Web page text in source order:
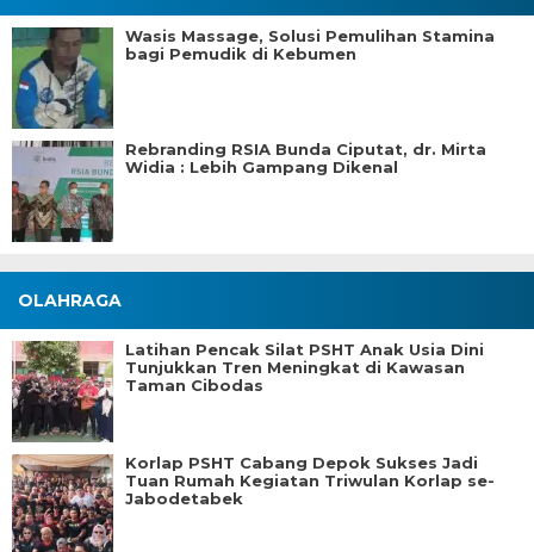
Wasis Massage, Solusi Pemulihan Stamina
bagi Pemudik di Kebumen
Rebranding RSIA Bunda Ciputat, dr. Mirta
Widia : Lebih Gampang Dikenal
OLAHRAGA
Latihan Pencak Silat PSHT Anak Usia Dini
Tunjukkan Tren Meningkat di Kawasan
Taman Cibodas
Korlap PSHT Cabang Depok Sukses Jadi
Tuan Rumah Kegiatan Triwulan Korlap se-
Jabodetabek